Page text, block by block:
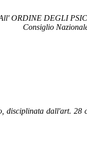
ORDINE DEGLI
Consiglio
disciplinata dall'art. 28